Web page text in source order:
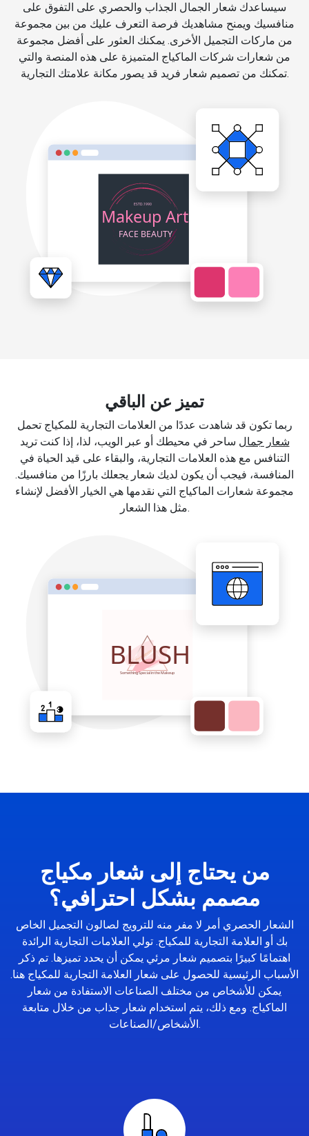
سيساعدك شعار الجمال الجذاب والحصري على التفوق على
منافسيك ويمنح مشاهديك فرصة التعرف عليك من بين مجموعة
من ماركات التجميل الأخرى. يمكنك العثور على أفضل مجموعة
من شعارات شركات الماكياج المتميزة على هذه المنصة والتي
تمكنك من تصميم شعار فريد قد يصور مكانة علامتك التجارية.
تميز عن الباقي
ربما تكون قد شاهدت عددًا من العلامات التجارية للمكياج تحمل
شعار جمال ساحر في محيطك أو عبر الويب، لذا، إذا كنت تريد
التنافس مع هذه العلامات التجارية، والبقاء على قيد الحياة في
المنافسة، فيجب أن يكون لديك شعار يجعلك بارزًا من منافسيك.
مجموعة شعارات الماكياج التي نقدمها هي الخيار الأفضل لإنشاء
مثل هذا الشعار.
من يحتاج إلى شعار مكياج
مصمم بشكل احترافي؟
الشعار الحصري أمر لا مفر منه للترويج لصالون التجميل الخاص
بك أو العلامة التجارية للمكياج. تولي العلامات التجارية الرائدة
اهتمامًا كبيرًا بتصميم شعار مرئي يمكن أن يحدد تميزها. تم ذكر
الأسباب الرئيسية للحصول على شعار العلامة التجارية للمكياج هنا.
يمكن للأشخاص من مختلف الصناعات الاستفادة من شعار
الماكياج. ومع ذلك، يتم استخدام شعار جذاب من خلال متابعة
الأشخاص/الصناعات.